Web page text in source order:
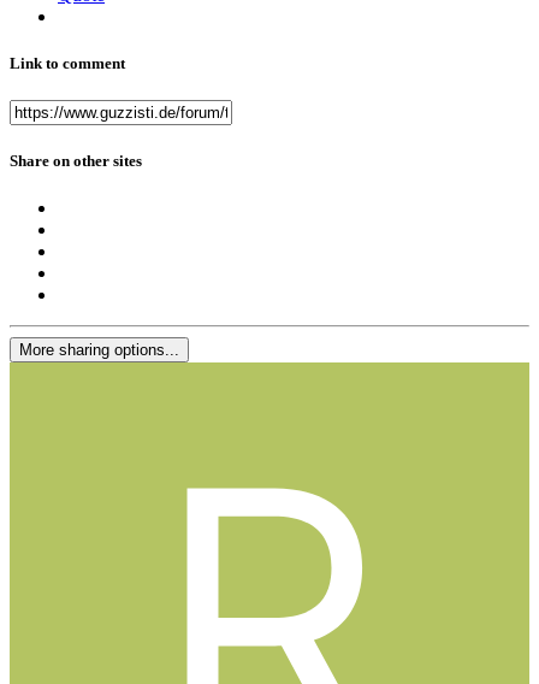
Link to comment
Share on other sites
More sharing options...